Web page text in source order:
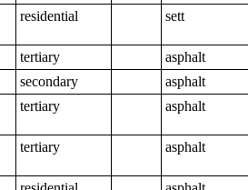
residential sett
tertiary
asphalt
secondary
asphalt
tertiary asphalt
tertiary asphalt